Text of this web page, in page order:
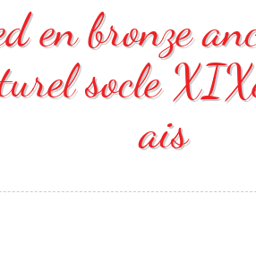
en bronze
socle
ais